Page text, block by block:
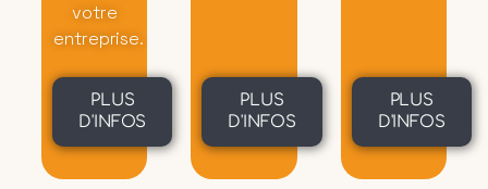
votre
entreprise.
PLUS
D'INFOS
PLUS
D'INFOS
PLUS
D'INFOS